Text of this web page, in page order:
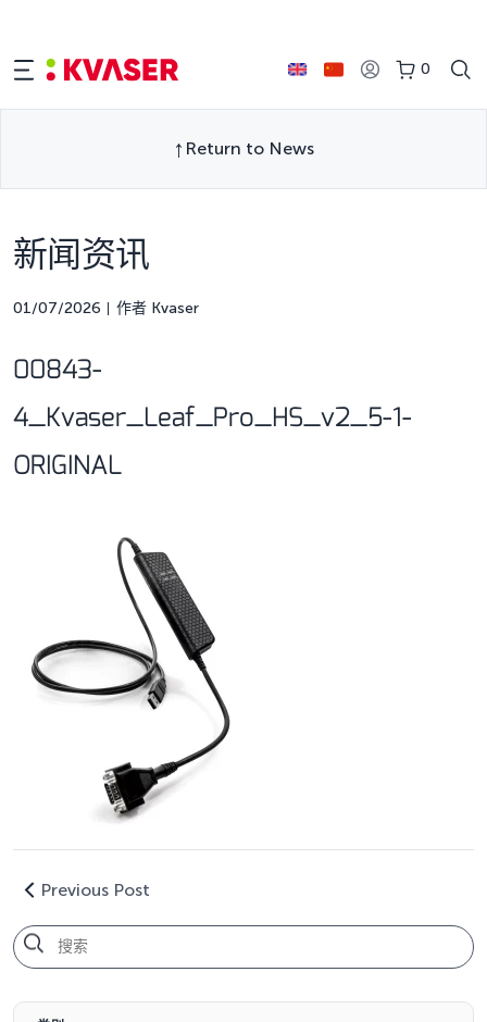
0
Return to News
新闻资讯
01/07/2026 作者 Kvaser
00843-
4_Kvaser_Leaf_Pro_HS_v2_5-1-
ORIGINAL
Previous Post